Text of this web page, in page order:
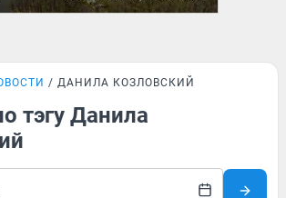
ДАНИЛА КОЗЛОВСКИЙ
тэгу Данила